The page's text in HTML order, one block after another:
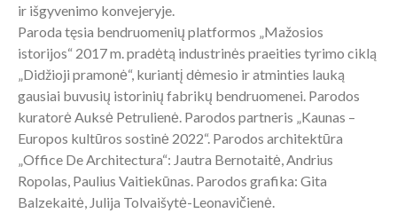
ir išgyvenimo konvejeryje.
Paroda tęsia bendruomenių platformos „Mažosios
istorijos“ 2017 m. pradėtą industrinės praeities tyrimo ciklą
„Didžioji pramonė“, kuriantį dėmesio ir atminties lauką
gausiai buvusių istorinių fabrikų bendruomenei. Parodos
kuratorė Auksė Petrulienė. Parodos partneris „Kaunas –
Europos kultūros sostinė 2022“. Parodos architektūra
„Office De Architectura“: Jautra Bernotaitė, Andrius
Ropolas, Paulius Vaitiekūnas. Parodos grafika: Gita
Balzekaitė, Julija Tolvaišytė-Leonavičienė.